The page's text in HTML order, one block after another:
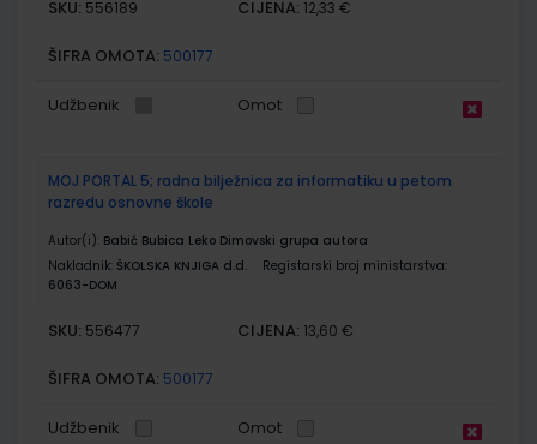
SKU: 556189 CIJENA: 12,33 €
ŠIFRA OMOTA: 500177
Udžbenik Omot
MOJ PORTAL 5; radna bilježnica za informatiku u petom
razredu osnovne škole
Autor(i): Babić Bubica Leko Dimovski grupa autora
Nakladnik: ŠKOLSKA KNJIGA d.d.
Registarski broj ministarstva:
6063-DOM
SKU: 556477 CIJENA: 13,60 €
ŠIFRA OMOTA: 500177
Udžbenik Omot